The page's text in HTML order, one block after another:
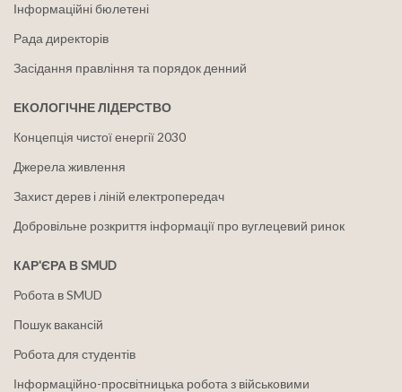
Інформаційні бюлетені
Рада директорів
Засідання правління та порядок денний
ЕКОЛОГІЧНЕ ЛІДЕРСТВО
Концепція чистої енергії 2030
Джерела живлення
Захист дерев і ліній електропередач
Добровільне розкриття інформації про вуглецевий ринок
КАР'ЄРА В SMUD
Робота в SMUD
Пошук вакансій
Робота для студентів
Інформаційно-просвітницька робота з військовими